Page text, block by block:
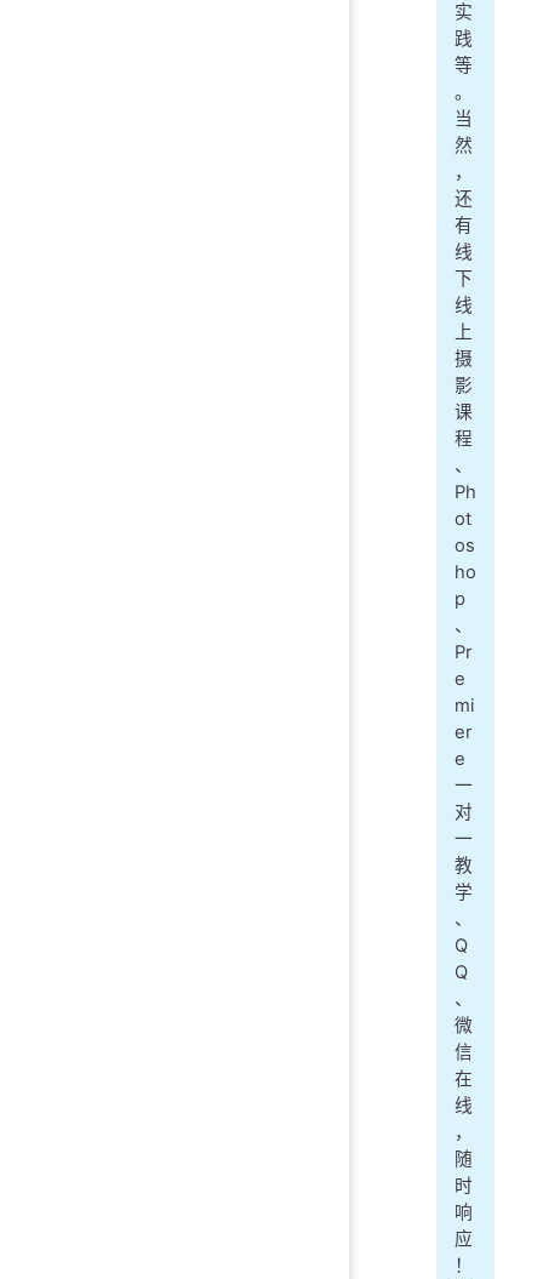
实
践
等
。
当
然
，
还
有
线
下
线
上
摄
影
课
程
、
Ph
ot
os
ho
p
、
Pr
e
mi
er
e
一
对
一
教
学
、
Q
Q
、
微
信
在
线
，
随
时
响
应
！